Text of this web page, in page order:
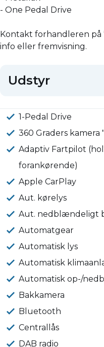
- One Pedal Drive
Kontakt forhandleren på
info eller fremvisning.
Udstyr
1-Pedal Drive
360 Graders kamera
Adaptiv Fartpilot
forankørende)
Apple CarPlay
Aut. kørelys
Aut. nedblændeligt
Automatgear
Automatisk lys
Automatisk
Automatisk op-/
Bakkamera
Bluetooth
Centrallås
DAB radio